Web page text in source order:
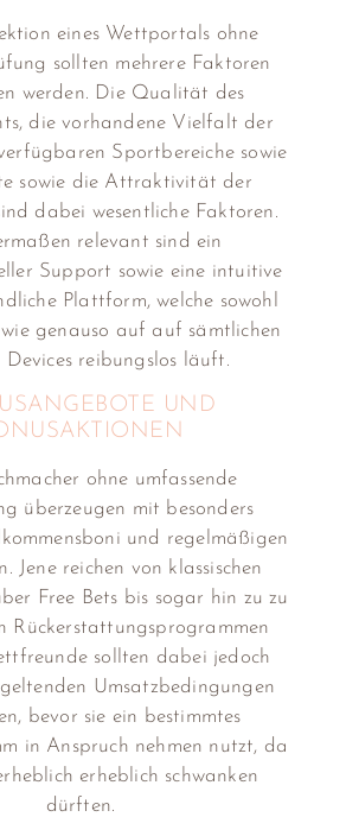
eines Wettportals ohne
sollten mehrere Faktoren
werden. Die Qualität des
die vorhandene Vielfalt der
Sportbereiche sowie
sowie die Attraktivität der
dabei wesentliche Faktoren.
relevant sind ein
Support sowie eine intuitive
Plattform, welche sowohl
genauso auf auf sämtlichen
Devices reibungslos läuft.
UND
ohne umfassende
überzeugen mit besonders
und regelmäßigen
Jene reichen von klassischen
Free Bets bis sogar hin zu zu
Rückerstattungsprogrammen
sollten dabei jedoch
Umsatzbedingungen
bevor sie ein bestimmtes
in Anspruch nehmen nutzt, da
erheblich schwanken
dürften.